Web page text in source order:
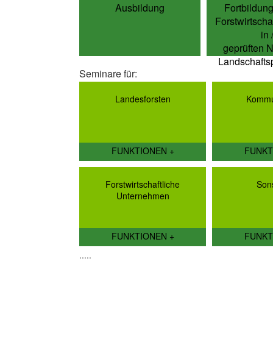
Ausbildung
in /
geprüften
Seminare für:
Landesforsten
FUNKTIONEN +
Forstwirtschaftliche
Unternehmen
FUNKTIONEN +
.....